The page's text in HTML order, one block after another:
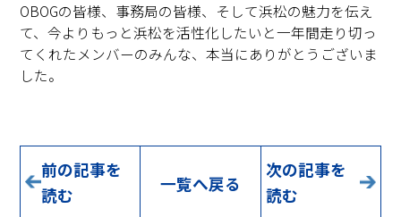
OBOGの皆様、事務局の皆様、そして浜松の魅力を伝え
て、今よりもっと浜松を活性化したいと一年間走り切っ
てくれたメンバーのみんな、本当にありがとうございま
した。
前の記事を
読む
一覧へ戻る
次の記事を
読む